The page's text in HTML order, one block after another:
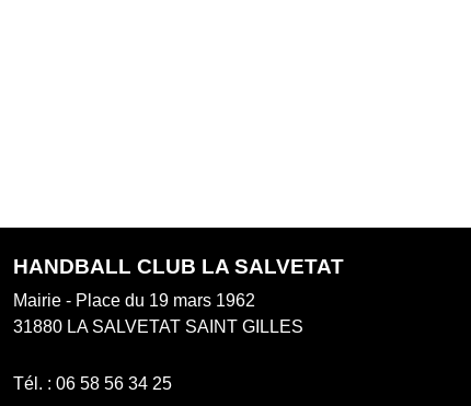
HANDBALL CLUB LA SALVETAT
Mairie - Place du 19 mars 1962
31880 LA SALVETAT SAINT GILLES
Tél. : 06 58 56 34 25